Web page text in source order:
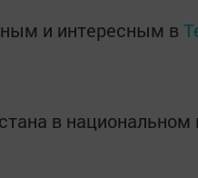
и интересным в
в